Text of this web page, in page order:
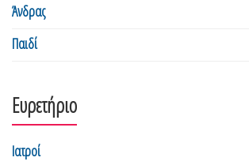
Άνδρας
Παιδί
Ευρετήριο
Ιατροί